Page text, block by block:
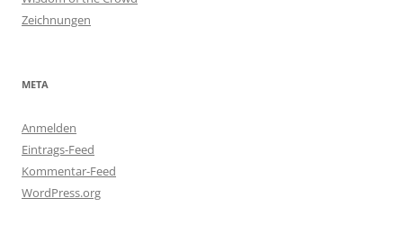
Zeichnungen
META
Anmelden
Eintrags-Feed
Kommentar-Feed
WordPress.org